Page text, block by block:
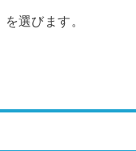
選びます。